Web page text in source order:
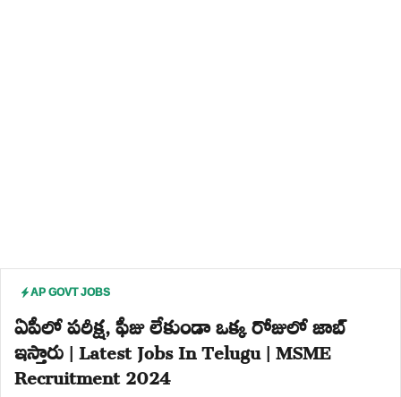
AP GOVT JOBS
ఏపీలో పరీక్ష, ఫీజు లేకుండా ఒక్క రోజులో జాబ్
ఇస్తారు | Latest Jobs In Telugu | MSME
Recruitment 2024